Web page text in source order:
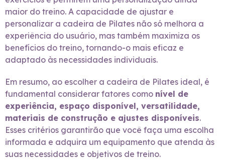
maior do treino. A capacidade de ajustar e
personalizar a cadeira de Pilates não só melhora a
experiência do usuário, mas também maximiza os
benefícios do treino, tornando-o mais eficaz e
adaptado às necessidades individuais.
Em resumo, ao escolher a cadeira de Pilates ideal, é
fundamental considerar fatores como nível de
experiência, espaço disponível, versatilidade,
materiais de construção e ajustes disponíveis.
Esses critérios garantirão que você faça uma escolha
informada e adquira um equipamento que atenda às
suas necessidades e objetivos de treino.